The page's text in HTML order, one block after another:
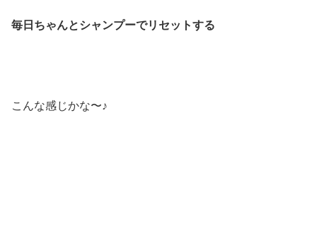
毎日ちゃんとシャンプーでリセットする
こんな感じかな〜♪